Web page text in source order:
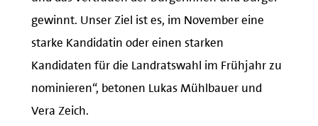
gewinnt. Unser Ziel ist es, im November eine
starke Kandidatin oder einen starken
Kandidaten für die Landratswahl im Frühjahr zu
nominieren“, betonen Lukas Mühlbauer und
Vera Zeich.